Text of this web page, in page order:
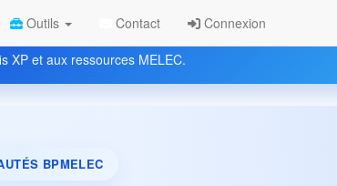
Outils Contact Connexion
XP et aux ressources MELEC.
BPMELEC